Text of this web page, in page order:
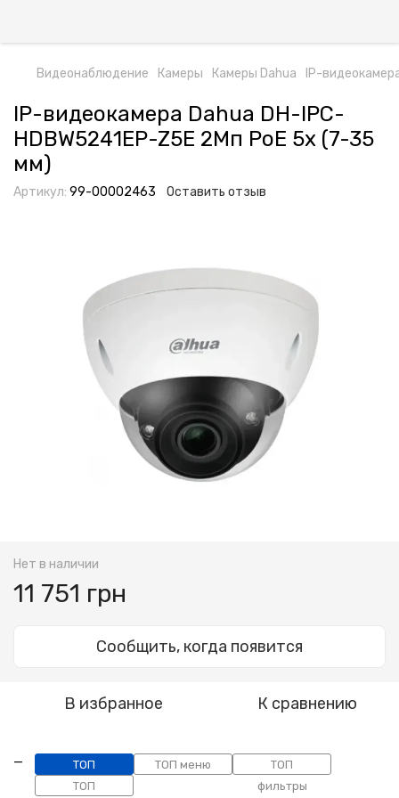
Видеонаблюдение Камеры Камеры Dahua IP-
IP-видеокамера Dahua DH-IPC-
HDBW5241EP-Z5E 2Мп PoE 5x (7-35
мм)
Артикул: 99-00002463 Оставить отзыв
Нет в наличии
11 751 грн
Сообщить, когда появится
В избранное К сравнению
ТОП
категории
ТОП меню
ТОП
фильтры
ТОП